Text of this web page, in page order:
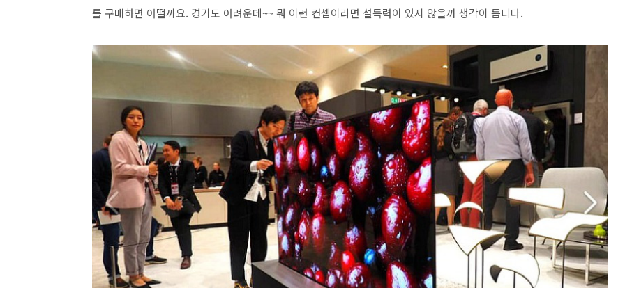
를 구매하면 어떨까요. 경기도 어려운데~~ 뭐 이런 컨셉이라면 설득력이 있지 않을까 생각이 듭니다.